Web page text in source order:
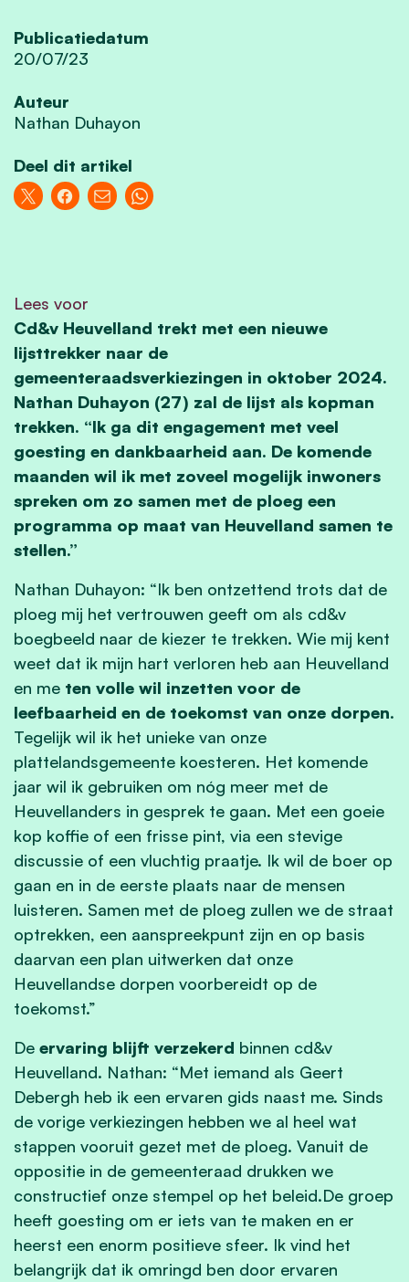
Publicatiedatum
20/07/23
Auteur
Nathan Duhayon
Deel dit artikel
Lees voor
Cd&v Heuvelland trekt met een nieuwe
lijsttrekker naar de
gemeenteraadsverkiezingen in oktober 2024.
Nathan Duhayon (27) zal de lijst als kopman
trekken. “Ik ga dit engagement met veel
goesting en dankbaarheid aan. De komende
maanden wil ik met zoveel mogelijk inwoners
spreken om zo samen met de ploeg een
programma op maat van Heuvelland samen te
stellen.”
Nathan Duhayon: “Ik ben ontzettend trots dat de
ploeg mij het vertrouwen geeft om als cd&v
boegbeeld naar de kiezer te trekken. Wie mij kent
weet dat ik mijn hart verloren heb aan Heuvelland
en me ten volle wil inzetten voor de
leefbaarheid en de toekomst van onze dorpen.
Tegelijk wil ik het unieke van onze
plattelandsgemeente koesteren. Het komende
jaar wil ik gebruiken om nóg meer met de
Heuvellanders in gesprek te gaan. Met een goeie
kop koffie of een frisse pint, via een stevige
discussie of een vluchtig praatje. Ik wil de boer op
gaan en in de eerste plaats naar de mensen
luisteren. Samen met de ploeg zullen we de straat
optrekken, een aanspreekpunt zijn en op basis
daarvan een plan uitwerken dat onze
Heuvellandse dorpen voorbereidt op de
toekomst.”
De ervaring blijft verzekerd binnen cd&v
Heuvelland. Nathan: “Met iemand als Geert
Debergh heb ik een ervaren gids naast me. Sinds
de vorige verkiezingen hebben we al heel wat
stappen vooruit gezet met de ploeg. Vanuit de
oppositie in de gemeenteraad drukken we
constructief onze stempel op het beleid.De groep
heeft goesting om er iets van te maken en er
heerst een enorm positieve sfeer. Ik vind het
belangrijk dat ik omringd ben door ervaren